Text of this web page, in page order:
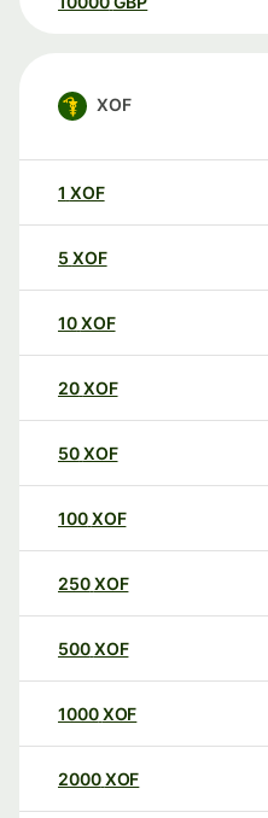
XOF
1 XOF
5 XOF
10XOF
20XOF
50XOF
100XOF
250XOF
500XOF
1000XOF
2000XOF